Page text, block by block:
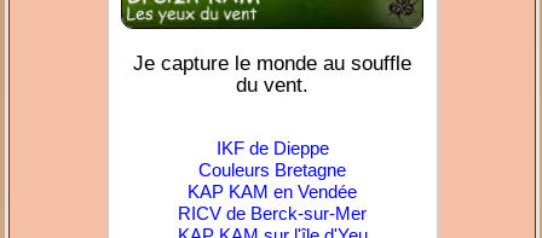
Je capture le monde au souffle
du vent.
IKF de Dieppe
Couleurs Bretagne
KAP KAM en Vendée
RICV de Berck-sur-Mer